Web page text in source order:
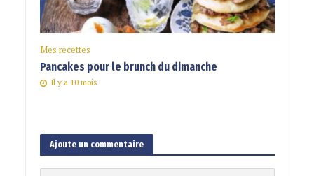
Mes recettes
Pancakes pour le brunch du dimanche
Il y a 10 mois
Ajoute un commentaire